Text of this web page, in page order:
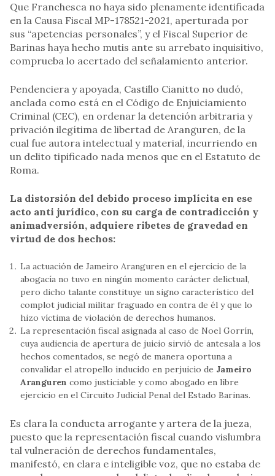
Que Franchesca no haya sido plenamente identificada
en la Causa Fiscal MP-178521-2021, aperturada por
sus “apetencias personales”, y el Fiscal Superior de
Barinas haya hecho mutis ante su arrebato inquisitivo,
comprueba lo acertado del señalamiento anterior.
Pendenciera y apoyada, Castillo Cianitto no dudó,
anclada como está en el Código de Enjuiciamiento
Criminal (CEC), en ordenar la detención arbitraria y
privación ilegítima de libertad de Aranguren, de la
cual fue autora intelectual y material, incurriendo en
un delito tipificado nada menos que en el Estatuto de
Roma.
La distorsión del debido proceso implícita en ese
acto anti jurídico, con su carga de contradicción y
animadversión, adquiere ribetes de gravedad en
virtud de dos hechos:
La actuación de Jameiro Aranguren en el ejercicio de la
abogacía no tuvo en ningún momento carácter delictual,
pero dicho talante constituye un signo característico del
complot judicial militar fraguado en contra de él y que lo
hizo víctima de violación de derechos humanos.
La representación fiscal asignada al caso de Noel Gorrín,
cuya audiencia de apertura de juicio sirvió de antesala a los
hechos comentados, se negó de manera oportuna a
convalidar el atropello inducido en perjuicio de Jameiro
Aranguren como justiciable y como abogado en libre
ejercicio en el Circuito Judicial Penal del Estado Barinas.
Es clara la conducta arrogante y artera de la jueza,
puesto que la representación fiscal cuando vislumbra
tal vulneración de derechos fundamentales,
manifestó, en clara e inteligible voz, que no estaba de